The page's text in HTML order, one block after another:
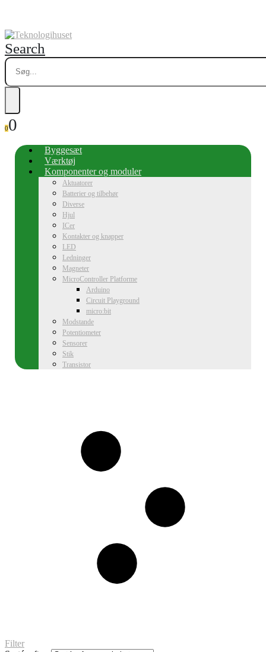
Search
00
Byggesæt
Værktøj
Komponenter og moduler
Aktuatorer
Batterier og tilbehør
Diverse
Hjul
ICer
Kontakter og knapper
LED
Ledninger
Magneter
MicroController Platforme
Arduino
Circuit Playground
micro:bit
Modstande
Potentiometer
Sensorer
Stik
Transistor
Filter